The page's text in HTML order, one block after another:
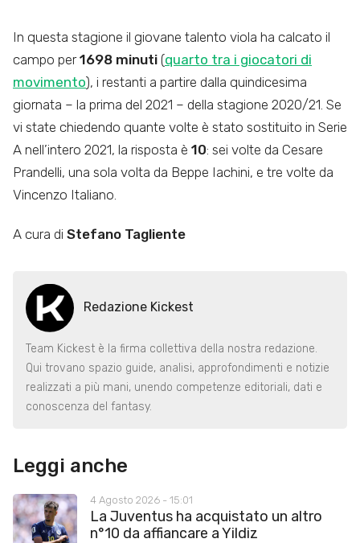
In questa stagione il giovane talento viola ha calcato il
campo per1698 minuti (quarto tra i giocatori di
movimento), i restanti a partire dalla quindicesima
giornata – la prima del 2021 – della stagione 2020/21. Se
vi state chiedendo quante volte è stato sostituito in Serie
A nell’intero 2021, la risposta è 10: sei volte da Cesare
Prandelli, una sola volta da Beppe Iachini, e tre volte da
Vincenzo Italiano.
A cura di Stefano Tagliente
Redazione Kickest
Team Kickest è la firma collettiva della nostra redazione.
Qui trovano spazio guide, analisi, approfondimenti e notizie
realizzati a più mani, unendo competenze editoriali, dati e
conoscenza del fantasy.
Leggi anche
4 Agosto 2026 - 15:01
La Juventus ha acquistato un altro
n°10 da affiancare a Yildiz